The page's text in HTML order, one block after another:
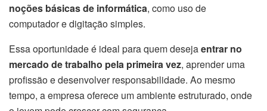
noções básicas de informática, como uso de
computador e digitação simples.
Essa oportunidade é ideal para quem desejaentrar no
mercado de trabalho pela primeira vez, aprender uma
profissão e desenvolver responsabilidade. Ao mesmo
tempo, a empresa oferece um ambiente estruturado, onde